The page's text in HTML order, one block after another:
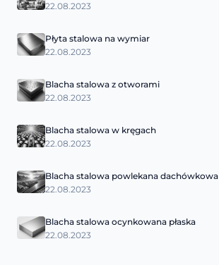
22.08.2023
Płyta stalowa na wymiar
22.08.2023
Blacha stalowa z otworami
22.08.2023
Blacha stalowa w kręgach
22.08.2023
Blacha stalowa powlekana dachówkowa
22.08.2023
Blacha stalowa ocynkowana płaska
22.08.2023